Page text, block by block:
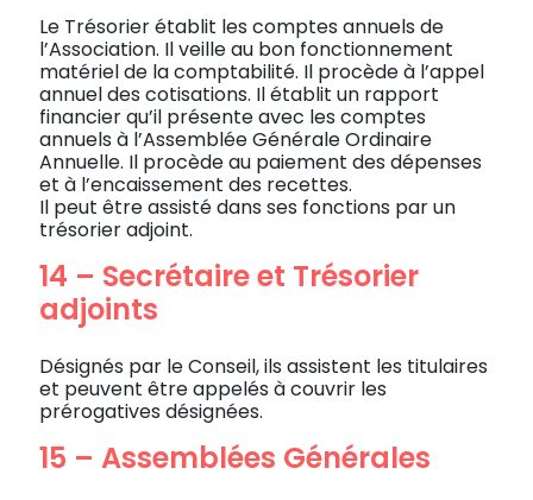
Le Trésorier établit les comptes annuels de
l’Association. Il veille au bon fonctionnement
matériel de la comptabilité. Il procède à l’appel
annuel des cotisations. Il établit un rapport
financier qu’il présente avec les comptes
annuels à l’Assemblée Générale Ordinaire
Annuelle. Il procède au paiement des dépenses
et à l’encaissement des recettes.
Il peut être assisté dans ses fonctions par un
trésorier adjoint.
14 – Secrétaire et Trésorier
adjoints
Désignés par le Conseil, ils assistent les titulaires
et peuvent être appelés à couvrir les
prérogatives désignées.
15 – Assemblées Générales